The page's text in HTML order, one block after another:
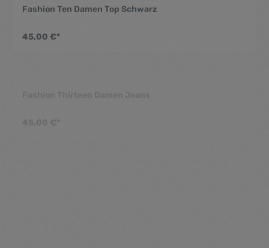
Fashion Ten Damen Top Schwarz
45,00 €*
Fashion Thirteen Damen Jeans
45,00 €*